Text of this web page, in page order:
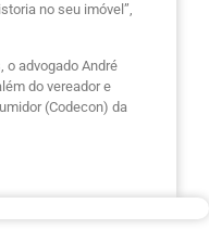
no seu imóvel”,
o advogado André
do vereador e
(Codecon) da